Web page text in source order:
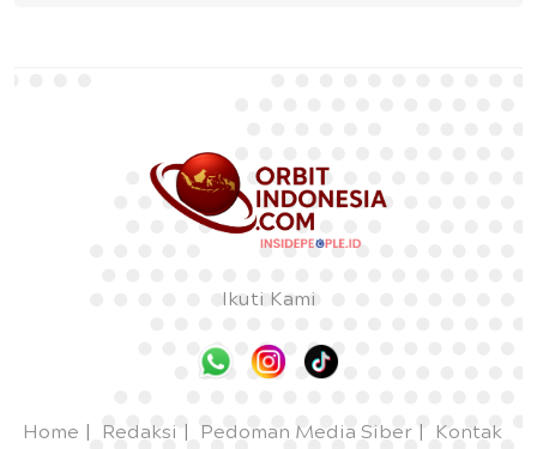
Ikuti Kami
Home Redaksi Pedoman Media Siber Kontak